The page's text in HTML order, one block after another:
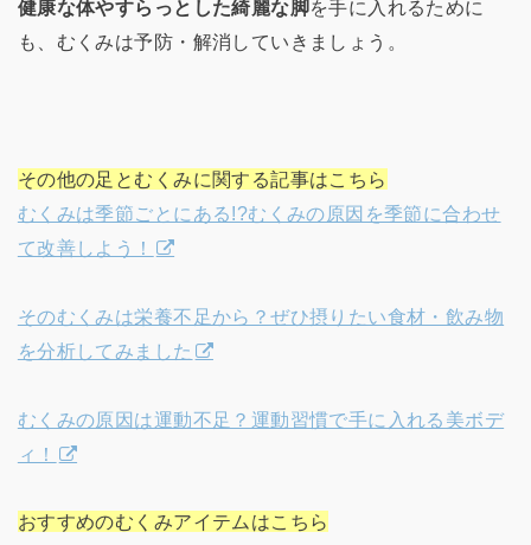
健康な体やすらっとした綺麗な脚を手に入れるために
も、むくみは予防・解消していきましょう。
その他の足とむくみに関する記事はこちら
むくみは季節ごとにある!?むくみの原因を季節に合わせ
て改善しよう！
そのむくみは栄養不足から？ぜひ摂りたい食材・飲み物
を分析してみました
むくみの原因は運動不足？運動習慣で手に入れる美ボデ
ィ！
おすすめのむくみアイテムはこちら